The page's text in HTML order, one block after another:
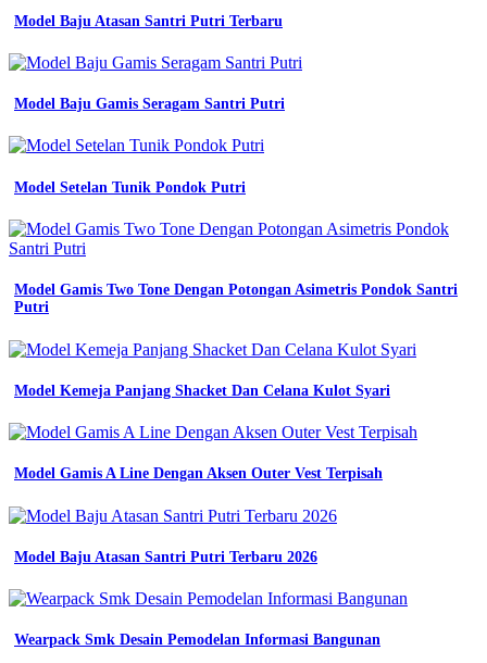
kombinasi
warna
almet
terbaru
terbaru
model
kaos
terbaru
2022
model
kaos
pria
wanita
model
baju
dan
2019
jual
pria
simpel
Model Baju Atasan Santri Putri Terbaru
Model Baju Gamis Seragam Santri Putri
Model Setelan Tunik Pondok Putri
Model Gamis Two Tone Dengan Potongan Asimetris Pondok Santri
Putri
Model Kemeja Panjang Shacket Dan Celana Kulot Syari
Model Gamis A Line Dengan Aksen Outer Vest Terpisah
Model Baju Atasan Santri Putri Terbaru 2026
Wearpack Smk Desain Pemodelan Informasi Bangunan